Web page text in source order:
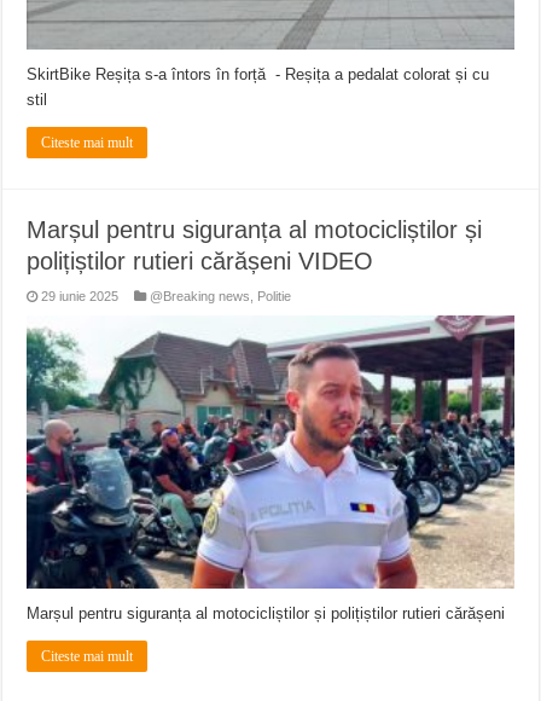
SkirtBike Reșița s-a întors în forță - Reșița a pedalat colorat și cu
stil
Citeste mai mult
Marșul pentru siguranța al motocicliștilor și
polițiștilor rutieri cărășeni VIDEO
29 iunie 2025 @Breaking news Politie
Marșul pentru siguranța al motocicliștilor și polițiștilor rutieri cărășeni
Citeste mai mult